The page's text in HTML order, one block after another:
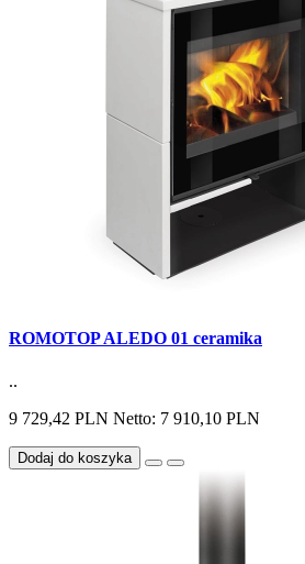
ROMOTOP ALEDO 01 ceramika
..
9 729,42 PLN Netto: 7 910,10 PLN
Dodaj do koszyka